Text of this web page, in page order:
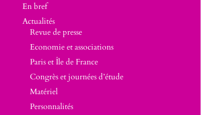
En bref
Actualités
Revue de presse
Economie et associations
Paris et Île de France
Congrès et journées d’étude
Matériel
Personnalités